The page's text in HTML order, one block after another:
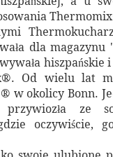
dla magazynu
hiszpańskie
Od wielu lat
w okolicy Bonn.
przywiozła ze
oczywiście,